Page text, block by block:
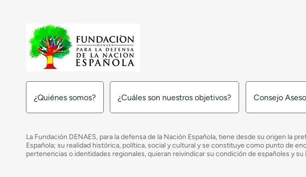
¿Quiénes somos? ¿Cuáles son nuestros objetivos? Consejo
La Fundación DENAES, para la defensa de la Nación Española, tiene desde su origen la
Española; su realidad histórica, política, social y cultural y se constituye como punto de
pertenencias o identidades regionales, quieran reivindicar su condición de españoles y